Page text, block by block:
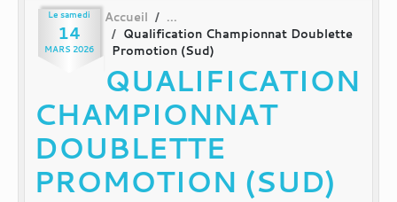
Le samedi
14
MARS 2026
Accueil
Qualification Championnat Doublette
Promotion (Sud)
QUALIFICATION
CHAMPIONNAT
DOUBLETTE
PROMOTION (SUD)